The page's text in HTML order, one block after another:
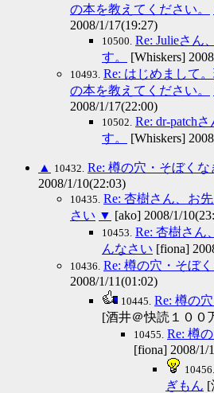
の本を教えてください。
2008/1/17(19:27)
10500. Re: Julieさん
す。
[Whiskers]
10493. Re: はじめまして
の本を教えてください。
2008/1/17(22:00)
10502. Re: dr-patch
す。
[Whiskers]
▲ 10432. Re: 樽の穴・そぼくな
2008/1/10(22:03)
10435. Re: 杏樹さん、お
さい ▼ [ako] 2008/1/
10453. Re: 杏樹さん
んなさい [fiona]
10436. Re: 樽の穴・そぼ
2008/1/11(01:02)
10445. Re: 樽の
[酒井＠快読１００
10455. Re: 樽
[fiona] 2008/1/
10456.
ぎもん [